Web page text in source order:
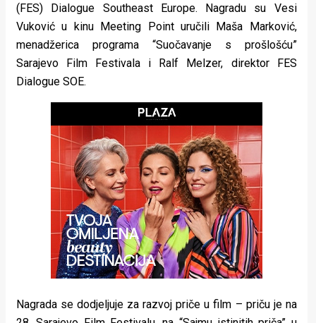
Urban
Places
Aktivizam
Aktuelnosti
(FES) Dialogue Southeast Europe. Nagradu su Vesi
Vuković u kinu Meeting Point uručili Maša Marković,
menadžerica programa “Suočavanje s prošlošću”
Sarajevo Film Festivala i Ralf Melzer, direktor FES
Dialogue SOE.
Nagrada se dodjeljuje za razvoj priče u film – priču je na